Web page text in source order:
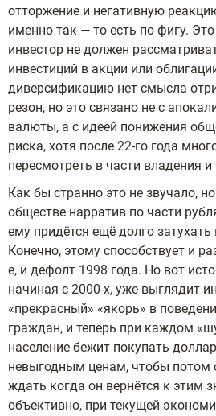
отторжение и негативную
именно так — то есть по фигу.
инвестор не должен
инвестиций в акции или
диверсификацию нет смысла
резон, но это связано не с
валюты, а с идеей понижения
риска, хотя после 22-го года
пересмотреть в части владения и
Как бы странно это не звучало,
обществе нарратив по части
ему придётся ещё долго
Конечно, этому способствует и
е, и дефолт 1998 года. Но вот
начиная с 2000-х, уже выглядит
«прекрасный» «якорь» в
граждан, и теперь при каждом
население бежит покупать
невыгодным ценам, чтобы потом
ждать когда он вернётся к этим
объективно, при текущей